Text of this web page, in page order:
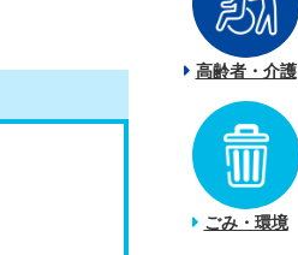
高齢者・介護
ごみ・環境